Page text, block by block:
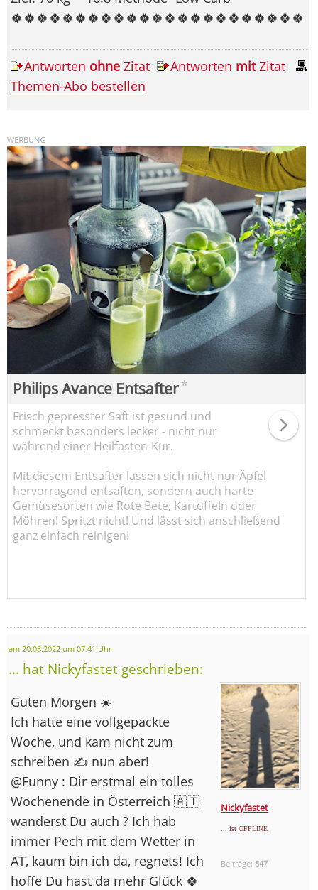
🍀🍀🍀🍀🍀🍀🍀🍀🍀🍀🍀🍀🍀🍀🍀🍀🍀🍀🍀🍀🍀🍀🍀
Antworten ohne Zitat Antworten mitZitat
Themen-Abo bestellen
Philips Avance Entsafter*
Frisch gepresster Saft ist gesund und
schmeckt besonders lecker - nicht nur
während einer Heilfasten-Kur.
Mit diesem Entsafter lassen sich nicht nur Äpfel
hervorragend entsaften, sondern auch harte
Gemüsesorten wie Rote Bete, Kartoffeln oder
Möhren! Spritzt nicht! Und lässt sich anschließend
ganz einfach reinigen!
am 20.08.2022 um 07:41 Uhr
... hat Nickyfastet geschrieben:
Nickyfastet
... ist OFFLINE
Beiträge:847
Guten Morgen ☀️
Ich hatte eine vollgepackte
Woche, und kam nicht zum
schreiben ✍️ nun aber!
@Funny : Dir erstmal ein tolles
Wochenende in Österreich 🇦🇹
wanderst Du auch ? Ich hab
immer Pech mit dem Wetter in
AT, kaum bin ich da, regnets! Ich
hoffe Du hast da mehr Glück 🍀